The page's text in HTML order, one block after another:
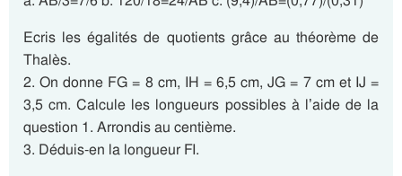
Ecris les égalités de quotients grâce au théorème de
Thalès.
2. On donne FG = 8 cm, IH = 6,5 cm, JG = 7 cm et IJ =
3,5 cm. Calcule les longueurs possibles à l’aide de la
question 1. Arrondis au centième.
3. Déduis-en la longueur FI.